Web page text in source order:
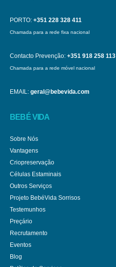
PORTO: +351 228 328 411
Chamada para a rede fixa nacional
Contacto Prevenção: +351 918 258 113
Chamada para a rede móvel nacional
EMAIL: geral@bebevida.com
BEBÉ VIDA
Sobre Nós
Vantagens
Criopreservação
Células Estaminais
Outros Serviços
Projeto BebéVida Sorrisos
Testemunhos
Preçário
Recrutamento
Eventos
Blog